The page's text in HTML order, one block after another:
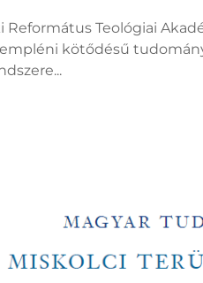
Református Teológiai
kötődésű